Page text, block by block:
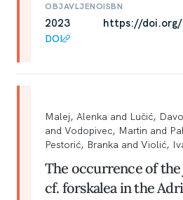
OBJAVLJENO
2023
DOI
ISBN
https://doi.org/
Malej, Alenka and Lučić,
and Vodopivec, Martin and
Pestorić, Branka and Violić,
The occurrence of
cf. forskalea in the